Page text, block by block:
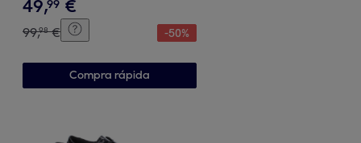
49,99 €
99,98 € -50%
Compra rápida